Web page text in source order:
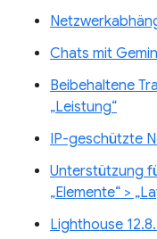
Chats mit
Beibehaltene
„Leistung“
IP-geschützte
Unterstützung
„Elemente“ >
Lighthouse